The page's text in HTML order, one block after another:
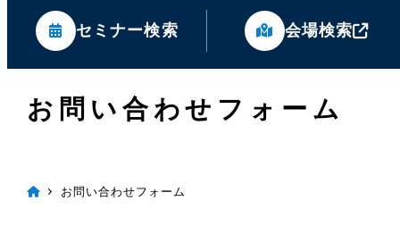
セミナー検索 会場検索
お問い合わせフォーム
お問い合わせフォーム